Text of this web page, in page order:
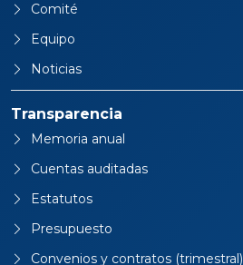
Comité
Equipo
Noticias
Transparencia
Memoria anual
Cuentas auditadas
Estatutos
Presupuesto
Convenios y contratos (trimestral)